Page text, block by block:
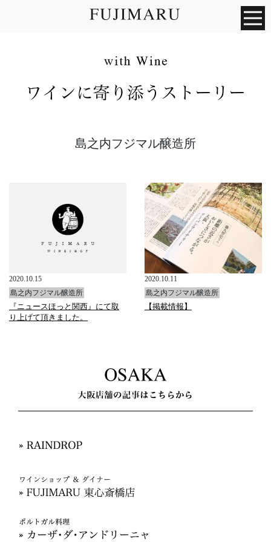
島之内フジマル醸造所
2020.10.15
島之内フジマル醸造所
『ニュースほっと関西』にて取
り上げて頂きました。
2020.10.11
島之内フジマル醸造所
【掲載情報】